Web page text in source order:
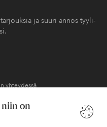
niin on
ja suuri annos tyyli-
yhteydessä